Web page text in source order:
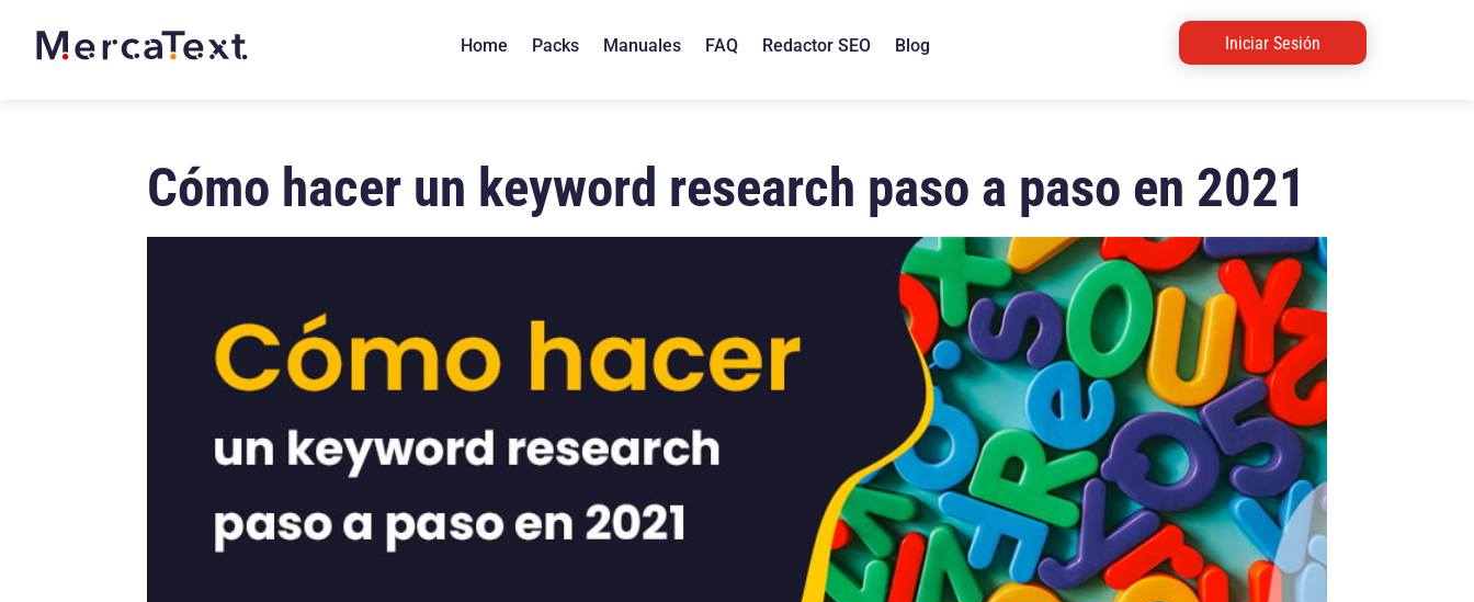
Home Packs Manuales FAQ Redactor SEO Blog Iniciar Sesión
Cómo hacer un keyword research paso a paso en 2021